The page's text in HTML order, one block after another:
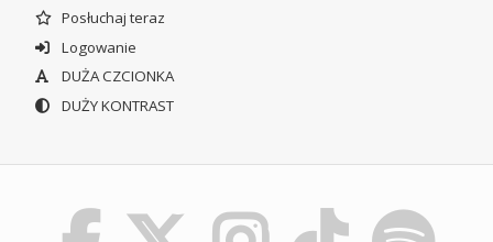
Posłuchaj teraz
Logowanie
DUŻA CZCIONKA
DUŻY KONTRAST